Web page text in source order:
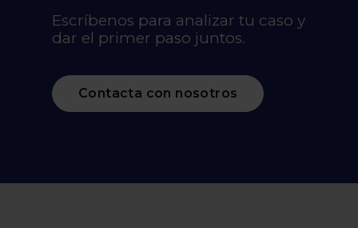
Escríbenos para analizar tu caso y
dar el primer paso juntos.
Contacta con nosotros